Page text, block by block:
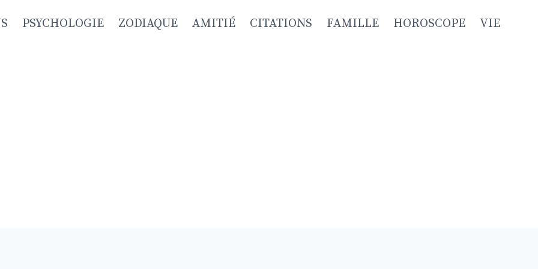
PSYCHOLOGIE ZODIAQUE AMITIÉ CITATIONS FAMILLE HOROSCOPE VIE